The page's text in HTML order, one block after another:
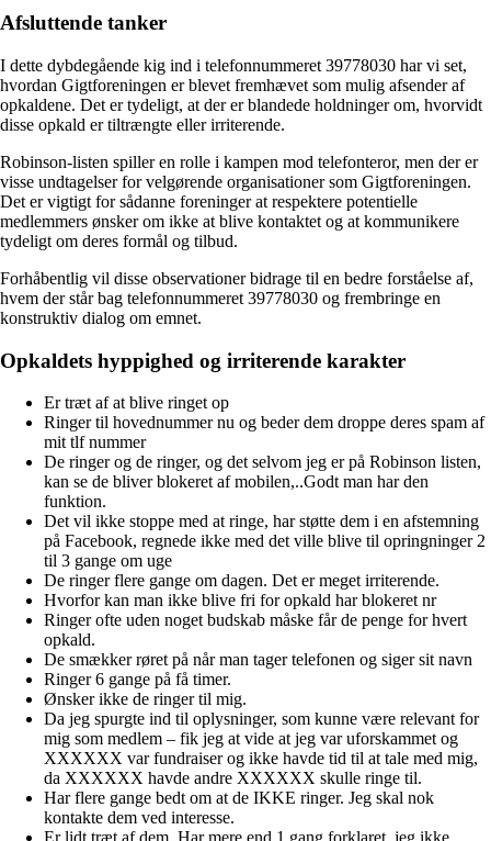
Afsluttende tanker
I dette dybdegående kig ind i telefonnummeret 39778030 har vi set,
hvordan Gigtforeningen er blevet fremhævet som mulig afsender af
opkaldene. Det er tydeligt, at der er blandede holdninger om, hvorvidt
disse opkald er tiltrængte eller irriterende.
Robinson-listen spiller en rolle i kampen mod telefonteror, men der er
visse undtagelser for velgørende organisationer som Gigtforeningen.
Det er vigtigt for sådanne foreninger at respektere potentielle
medlemmers ønsker om ikke at blive kontaktet og at kommunikere
tydeligt om deres formål og tilbud.
Forhåbentlig vil disse observationer bidrage til en bedre forståelse af,
hvem der står bag telefonnummeret 39778030 og frembringe en
konstruktiv dialog om emnet.
Opkaldets hyppighed og irriterende karakter
Er træt af at blive ringet op
Ringer til hovednummer nu og beder dem droppe deres spam af
mit tlf nummer
De ringer og de ringer, og det selvom jeg er på Robinson listen,
kan se de bliver blokeret af mobilen,..Godt man har den
funktion.
Det vil ikke stoppe med at ringe, har støtte dem i en afstemning
på Facebook, regnede ikke med det ville blive til opringninger 2
til 3 gange om uge
De ringer flere gange om dagen. Det er meget irriterende.
Hvorfor kan man ikke blive fri for opkald har blokeret nr
Ringer ofte uden noget budskab måske får de penge for hvert
opkald.
De smækker røret på når man tager telefonen og siger sit navn
Ringer 6 gange på få timer.
Ønsker ikke de ringer til mig.
Da jeg spurgte ind til oplysninger, som kunne være relevant for
mig som medlem – fik jeg at vide at jeg var uforskammet og
XXXXXX var fundraiser og ikke havde tid til at tale med mig,
da XXXXXX havde andre XXXXXX skulle ringe til.
Har flere gange bedt om at de IKKE ringer. Jeg skal nok
kontakte dem ved interesse.